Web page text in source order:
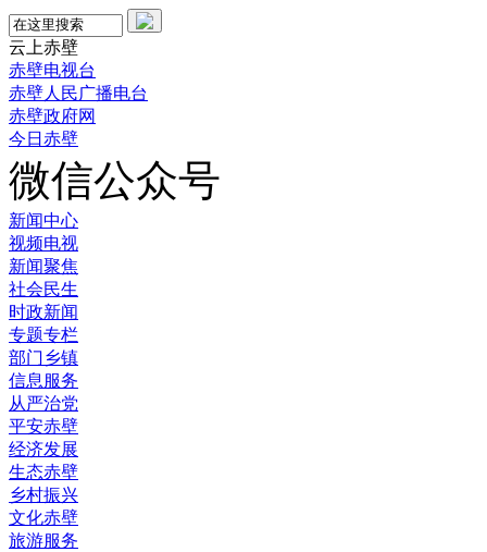
云上赤壁
赤壁电视台
赤壁人民广播电台
赤壁政府网
今日赤壁
微信公众号
新闻中心
视频电视
新闻聚焦
社会民生
时政新闻
专题专栏
部门乡镇
信息服务
从严治党
平安赤壁
经济发展
生态赤壁
乡村振兴
文化赤壁
旅游服务